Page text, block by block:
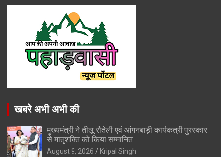
खबरे अभी अभी की
मुख्यमंत्री ने तीलू रौतेली एवं आंगनबाड़ी कार्यकत्री पुरस्कार
से मातृशक्ति को किया सम्मानित
August 9, 2026 Kripal Singh